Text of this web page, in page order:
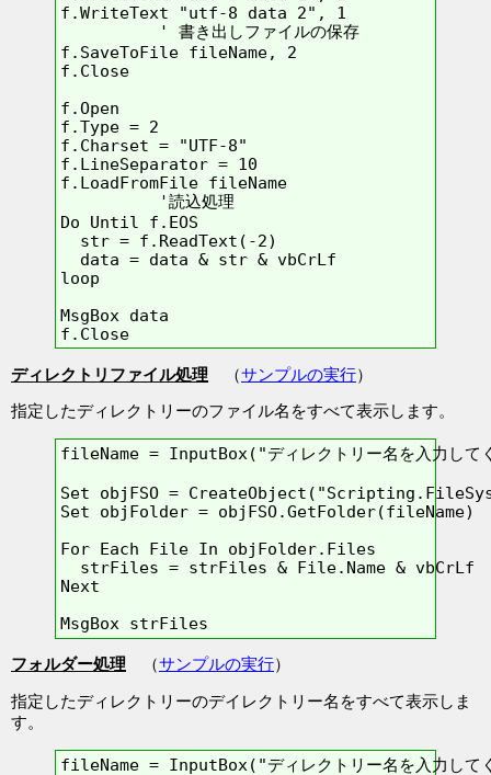
f.WriteText "utf-8 data 2", 1
          ' 書き出しファイルの保存
f.SaveToFile fileName, 2
f.Close
f.Open
f.Type = 2
f.Charset = "UTF-8"
f.LineSeparator = 10
f.LoadFromFile fileName
          '読込処理
Do Until f.EOS
  str = f.ReadText(-2)
  data = data & str & vbCrLf
loop
MsgBox data
f.Close
ディレクトリファイル処理 （サンプルの実行）
指定したディレクトリーのファイル名をすべて表示します。
fileName = InputBox("ディレクトリー名を入力
Set objFSO =
Set objFolder = objFSO.GetFolder(fileName)
For Each File In objFolder.Files
  strFiles = strFiles & File.Name & vbCrLf
Next
MsgBox strFiles
フォルダー処理 （サンプルの実行）
指定したディレクトリーのデイレクトリー名をすべて表示しま
す。
fileName = InputBox("ディレクトリー名を入力